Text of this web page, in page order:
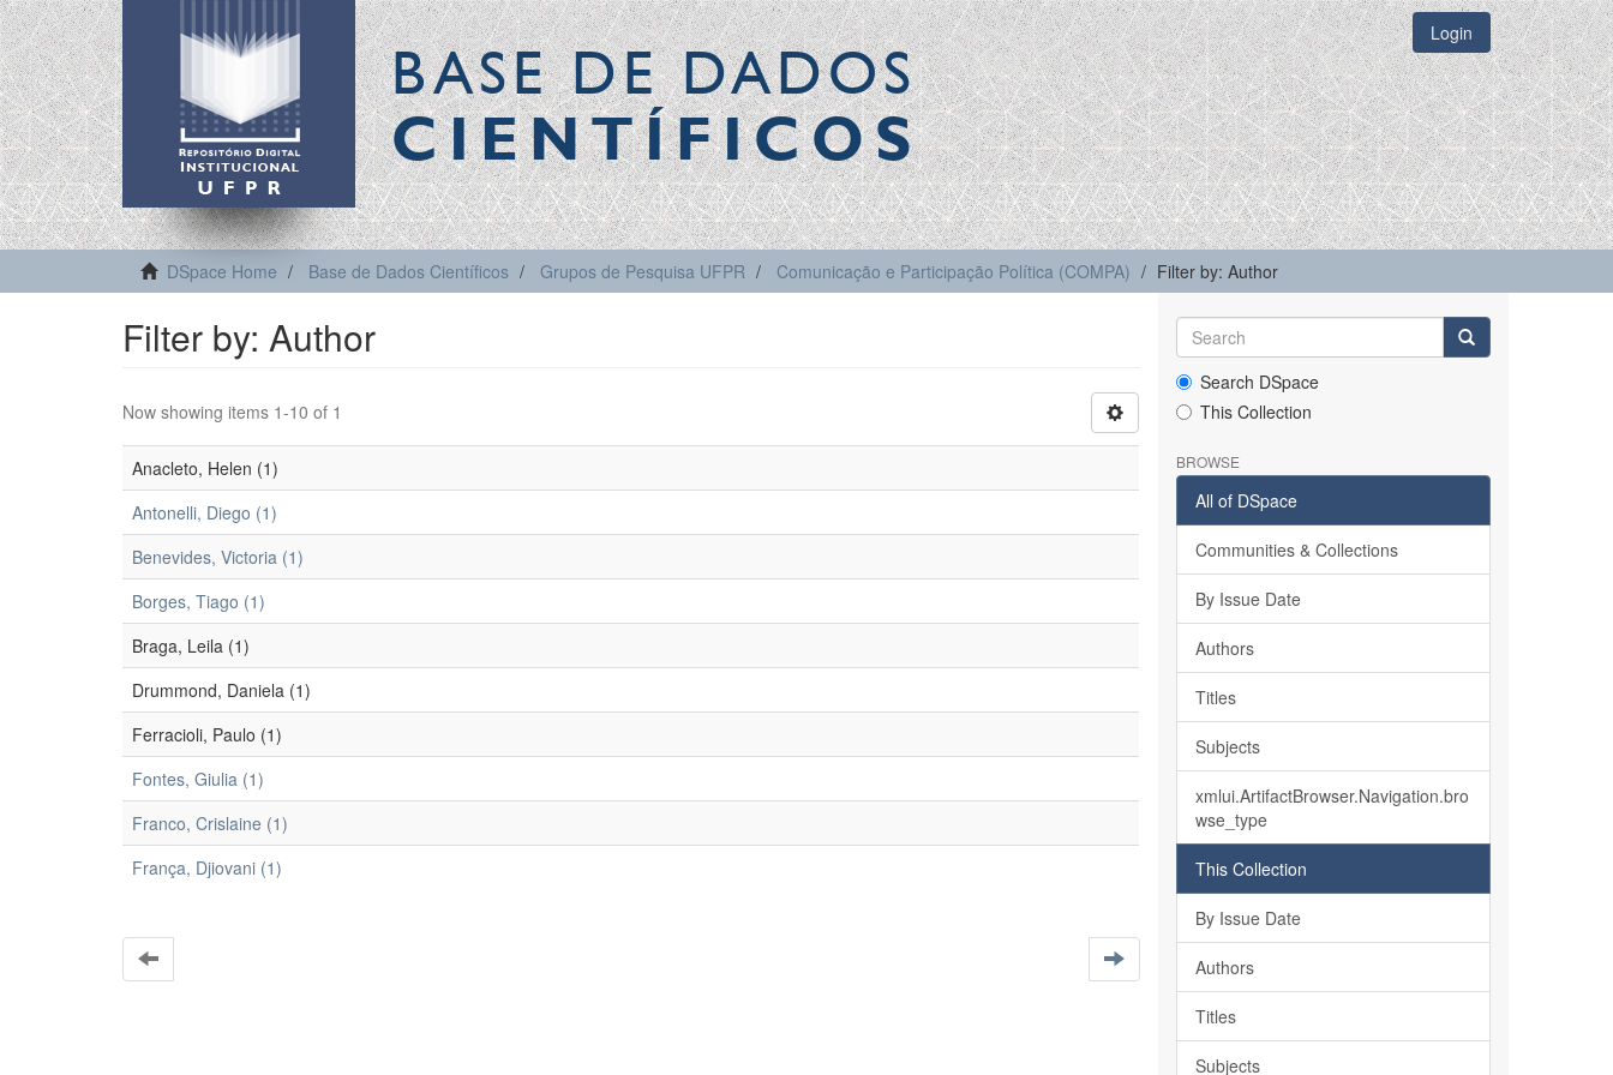
BASE DE DADOS
CIENTÍFICOS
Login
DSpace Home Base de Dados Científicos Grupos de Pesquisa UFPR Comunicação e Participação Política (COMPA) Filter by: Author
Filter by: Author
Now showing items 1-10 of 1
Anacleto, Helen (1)
Antonelli, Diego (1)
Benevides, Victoria (1)
Borges, Tiago (1)
Braga, Leila (1)
Drummond, Daniela (1)
Ferracioli, Paulo (1)
Fontes, Giulia (1)
Franco, Crislaine (1)
França, Djiovani (1)
Search DSpace
This Collection
BROWSE
All of DSpace
Communities & Collections
By Issue Date
Authors
Titles
Subjects
xmlui.ArtifactBrowser.Navigation.bro
wse_type
This Collection
By Issue Date
Authors
Titles
Subjects